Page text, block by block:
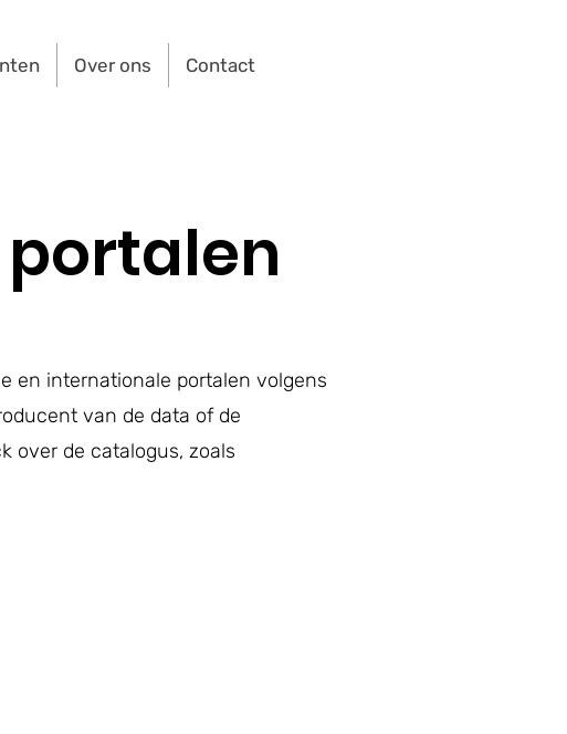
Over ons Contact
en internationale portalen volgens
van de data of de
over de catalogus, zoals